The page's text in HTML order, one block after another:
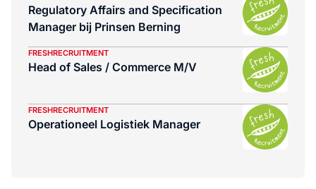
Regulatory Affairs and Specification
Manager bij Prinsen Berning
FRESHRECRUITMENT
Head of Sales / Commerce M/V
FRESHRECRUITMENT
Operationeel Logistiek Manager